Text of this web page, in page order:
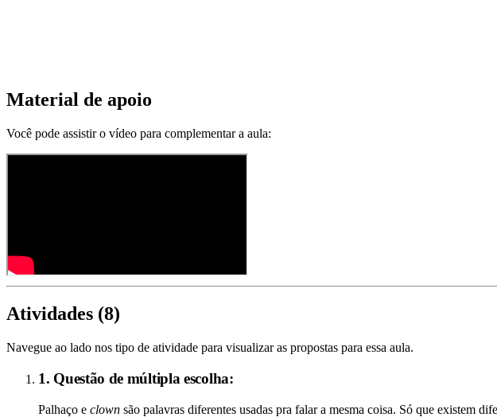
Material de apoio
Você pode assistir o vídeo para complementar a aula:
Atividades (8)
Navegue ao lado nos tipo de atividade para visualizar as propostas para essa aula.
1. Questão de múltipla escolha:
Palhaço e clown são palavras diferentes usadas pra falar a mesma coisa. Só que existem